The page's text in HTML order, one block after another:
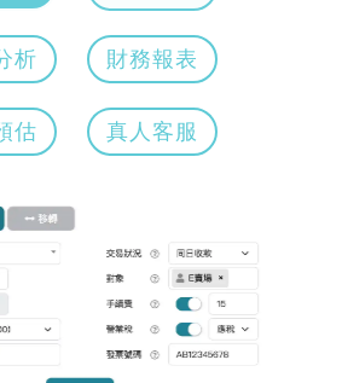
析 財務報表
估 真人客服